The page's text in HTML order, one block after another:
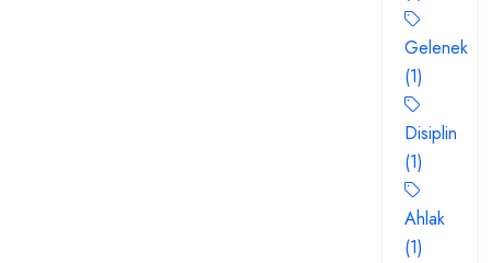
Gelenek
(1)
Disiplin
(1)
Ahlak
(1)